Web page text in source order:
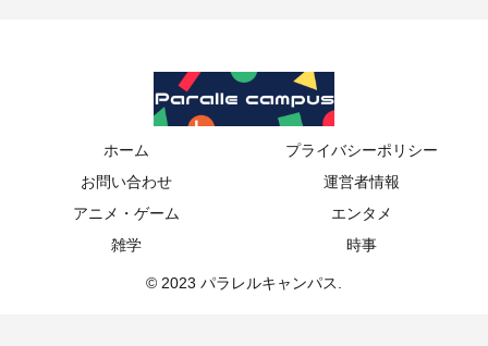
ホーム
プライバシーポリシー
お問い合わせ
運営者情報
アニメ・ゲーム
エンタメ
雑学
時事
© 2023 パラレルキャンパス.